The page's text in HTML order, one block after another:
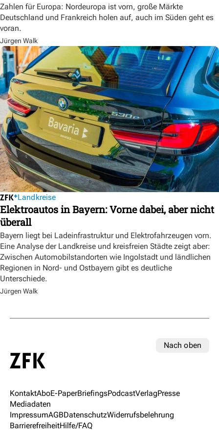
Zahlen für Europa: Nordeuropa ist vorn, große Märkte
Deutschland und Frankreich holen auf, auch im Süden geht es
voran.
Jürgen Walk
Landkreise
Elektroautos in Bayern: Vorne dabei, aber nicht
überall
Bayern liegt bei Ladeinfrastruktur und Elektrofahrzeugen vorn.
Eine Analyse der Landkreise und kreisfreien Städte zeigt aber:
Zwischen Automobilstandorten wie Ingolstadt und ländlichen
Regionen in Nord- und Ostbayern gibt es deutliche
Unterschiede.
Jürgen Walk
Nach oben
KontaktAboE-PaperBriefingsPodcastVerlagPresse
Mediadaten
ImpressumAGBDatenschutzWiderrufsbelehrung
BarrierefreiheitHilfe/FAQ